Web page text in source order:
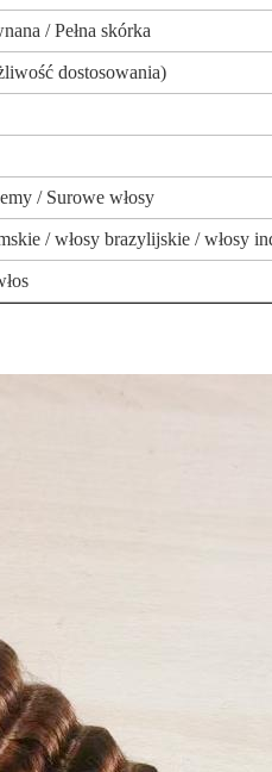
/ Pełna skórka
dostosowania)
/ Surowe włosy
/ włosy brazylijskie / włosy